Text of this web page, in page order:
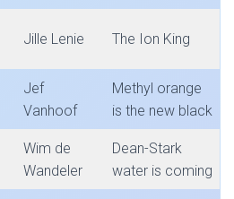
Jille Lenie The Ion King
Jef
Vanhoof
Methyl orange
is the new black
Wim de
Wandeler
Dean-Stark
water is coming